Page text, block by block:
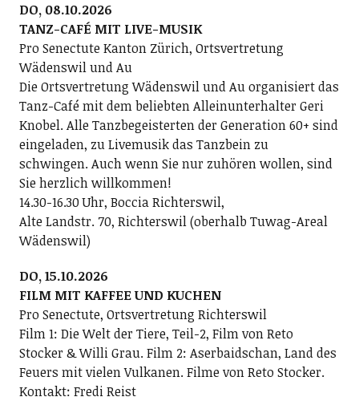
DO, 08.10.2026
TANZ-CAFÉ MIT LIVE-MUSIK
Pro Senectute Kanton Zürich, Ortsvertretung
Wädenswil und Au
Die Ortsvertretung Wädenswil und Au organisiert das
Tanz-Café mit dem beliebten Alleinunterhalter Geri
Knobel. Alle Tanzbegeisterten der Generation 60+ sind
eingeladen, zu Livemusik das Tanzbein zu
schwingen. Auch wenn Sie nur zuhören wollen, sind
Sie herzlich willkommen!
14.30-16.30 Uhr, Boccia Richterswil,
Alte Landstr. 70, Richterswil (oberhalb Tuwag-Areal
Wädenswil)
DO, 15.10.2026
FILM MIT KAFFEE UND KUCHEN
Pro Senectute, Ortsvertretung Richterswil
Film 1: Die Welt der Tiere, Teil-2, Film von Reto
Stocker & Willi Grau. Film 2: Aserbaidschan, Land des
Feuers mit vielen Vulkanen. Filme von Reto Stocker.
Kontakt: Fredi Reist